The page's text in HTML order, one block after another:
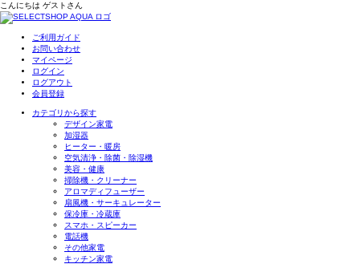
こんにちは ゲスト さん
ご利用ガイド
お問い合わせ
マイページ
ログイン
ログアウト
会員登録
カテゴリから探す
デザイン家電
加湿器
ヒーター・暖房
空気清浄・除菌・除湿機
美容・健康
掃除機・クリーナー
アロマディフューザー
扇風機・サーキュレーター
保冷庫・冷蔵庫
スマホ・スピーカー
電話機
その他家電
キッチン家電